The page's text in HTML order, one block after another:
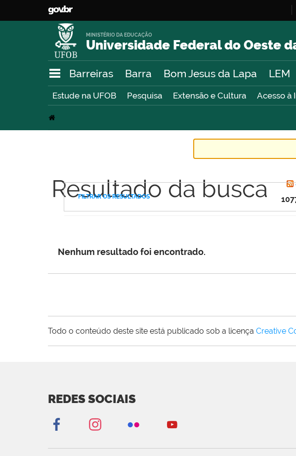
Universidade Federal do Oeste
MINISTÉRIO DA EDUCAÇÃO
Barreiras Barra Bom Jesus da Lapa LEM
Estude na UFOB Pesquisa Extensão e Cultura Acesso à
Resultado da busca
FILTRAR OS RESULTADOS
Nenhum resultado foi encontrado.
Todo o conteúdo deste site está publicado sob a licença Creative
REDES SOCIAIS